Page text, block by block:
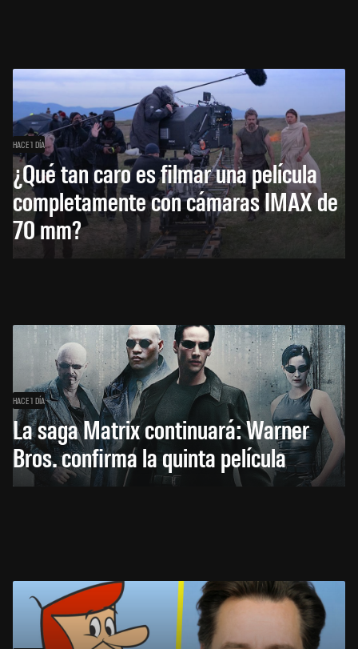
HACE 1 DÍA
¿Qué tan caro es filmar una película
completamente con cámaras IMAX de
70 mm?
HACE 1 DÍA
La saga Matrix continuará: Warner
Bros. confirma la quinta película